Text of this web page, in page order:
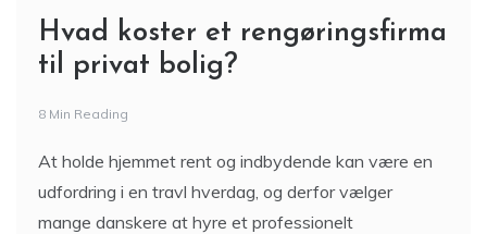
Hvad koster et rengøringsfirma
til privat bolig?
8 Min Reading
At holde hjemmet rent og indbydende kan være en
udfordring i en travl hverdag, og derfor vælger
mange danskere at hyre et professionelt